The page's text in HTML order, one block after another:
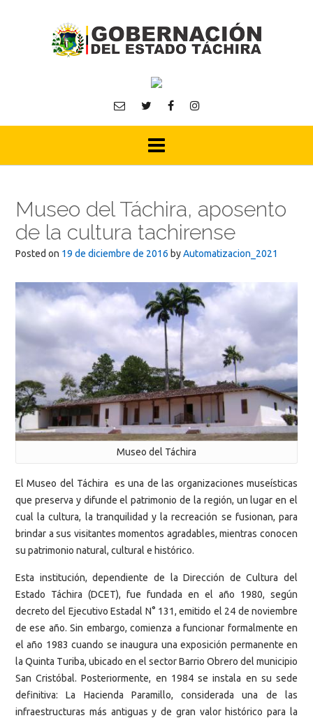
Museo del Táchira, aposento
de la cultura tachirense
Posted on 19 de diciembre de 2016 byAutomatizacion_2021
Museo del Táchira
El Museo del Táchira es una de las organizaciones museísticas
que preserva y difunde el patrimonio de la región, un lugar en el
cual la cultura, la tranquilidad y la recreación se fusionan, para
brindar a sus visitantes momentos agradables, mientras conocen
su patrimonio natural, cultural e histórico.
Esta institución, dependiente de la Dirección de Cultura del
Estado Táchira (DCET), fue fundada en el año 1980, según
decreto del Ejecutivo Estadal N° 131, emitido el 24 de noviembre
de ese año. Sin embargo, comienza a funcionar formalmente en
el año 1983 cuando se inaugura una exposición permanente en
la Quinta Turiba, ubicado en el sector Barrio Obrero del municipio
San Cristóbal. Posteriormente, en 1984 se instala en su sede
definitiva: La Hacienda Paramillo, considerada una de las
infraestructuras más antiguas y de gran valor histórico para la